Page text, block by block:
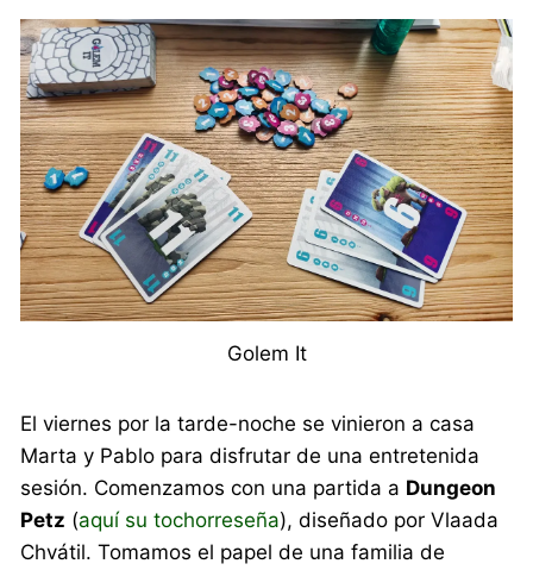
Golem It
El viernes por la tarde-noche se vinieron a casa
Marta y Pablo para disfrutar de una entretenida
sesión. Comenzamos con una partida a Dungeon
Petz (aquí su tochorreseña), diseñado por Vlaada
Chvátil. Tomamos el papel de una familia de